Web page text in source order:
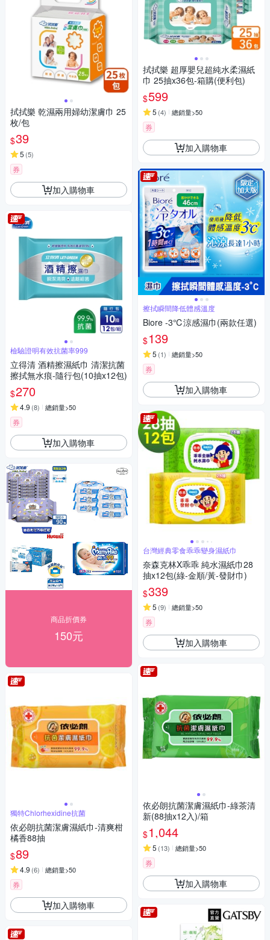
拭拭樂 乾濕兩用婦幼潔膚巾 25
枚/包
$39
5 (5)
券
加入購物車
檢驗證明有效抗菌率999
立得清 酒精擦濕紙巾 清潔抗菌
擦拭無水痕-隨行包(10抽x12包)
$270
4.9 (8) 總銷量>50
券
加入購物車
商品折價券
150元
獨特Chlorhexidine抗菌
依必朗抗菌潔膚濕紙巾-清爽柑
橘香88抽
$89
4.9 (6) 總銷量>50
券
加入購物車
拭拭樂 超厚嬰兒超純水柔濕紙
巾 25抽x36包-箱購(便利包)
$599
5 (4) 總銷量>50
券
加入購物車
擦拭瞬間降低體感溫度
Biore -3℃涼感濕巾(兩款任選)
$139
5 (1) 總銷量>50
券
加入購物車
台灣經典零食乖乖變身濕紙巾
奈森克林X乖乖 純水濕紙巾28
抽x12包(綠-金順/黃-發財巾)
$339
5 (9) 總銷量>50
券
加入購物車
依必朗抗菌潔膚濕紙巾-綠茶清
新(88抽x12入)/箱
$1,044
5 (13) 總銷量>50
券
加入購物車